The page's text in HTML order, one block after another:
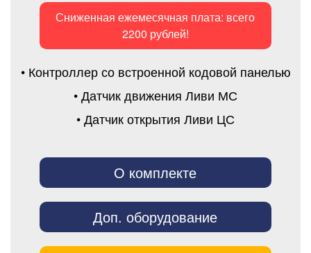
Сниженная ежемесячная плата: всего
2200 рублей!
• Контроллер со встроенной кодовой панелью
• Датчик движения Ливи МС
• Датчик открытия Ливи ЦС
О комплекте
Доп. оборудование